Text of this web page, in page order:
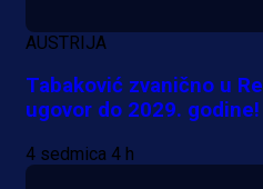
AUSTRIJA
Tabaković zvanično u
ugovor do 2029. godine!
4 sedmica 4 h